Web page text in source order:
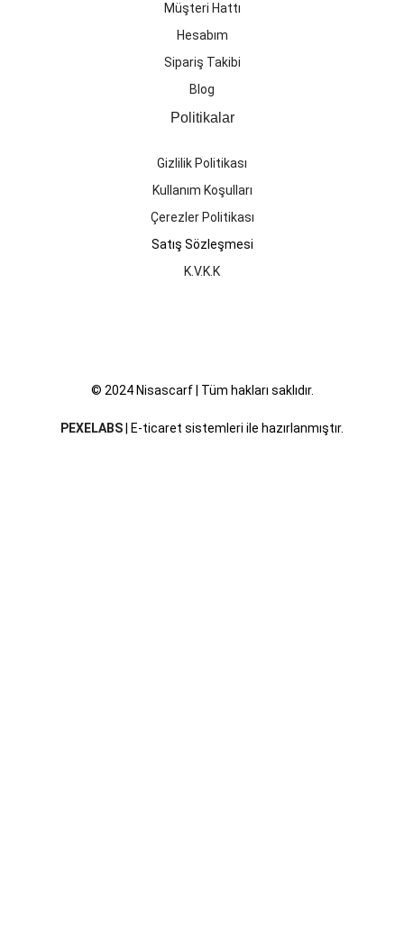
Müşteri Hattı
Hesabım
Sipariş Takibi
Blog
Politikalar
Gizlilik Politikası
Kullanım Koşulları
Çerezler Politikası
Satış Sözleşmesi
K.V.K.K
© 2024 Nisascarf | Tüm hakları saklıdır.
PEXELABS | E-ticaret sistemleri ile hazırlanmıştır.